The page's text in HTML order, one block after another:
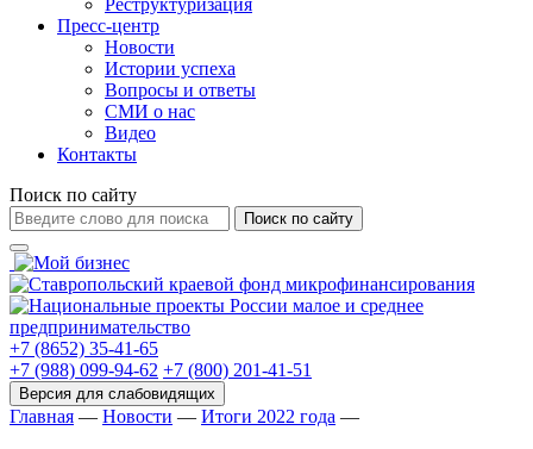
Реструктуризация
Пресс-центр
Новости
Истории успеха
Вопросы и ответы
СМИ о нас
Видео
Контакты
Поиск по сайту
Поиск по сайту
+7 (8652) 35-41-65
+7 (988) 099-94-62 +7 (800) 201-41-51
Главная — Новости — Итоги 2022 года —